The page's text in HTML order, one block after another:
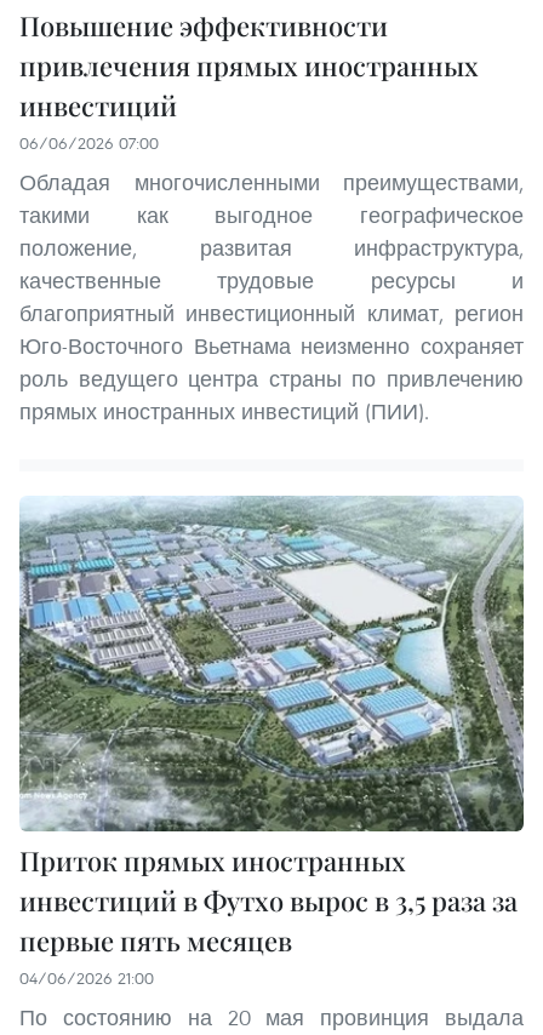
Повышение эффективности
привлечения прямых иностранных
инвестиций
06/06/2026 07:00
Обладая многочисленными преимуществами,
такими как выгодное географическое
положение, развитая инфраструктура,
качественные трудовые ресурсы и
благоприятный инвестиционный климат, регион
Юго-Восточного Вьетнама неизменно сохраняет
роль ведущего центра страны по привлечению
прямых иностранных инвестиций (ПИИ).
Приток прямых иностранных
инвестиций в Футхо вырос в 3,5 раза за
первые пять месяцев
04/06/2026 21:00
По состоянию на 20 мая провинция выдала